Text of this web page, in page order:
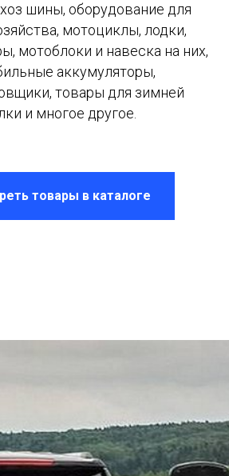
шины, оборудование для
мотоциклы, лодки,
мотоблоки и навеска на них,
аккумуляторы,
товары для зимней
и многое другое.
товары в каталоге